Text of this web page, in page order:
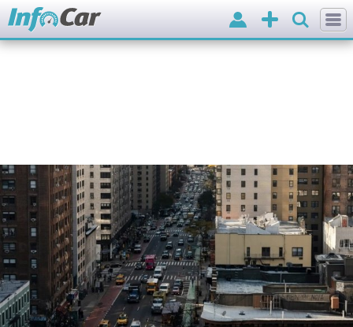
Додати
оголошення
Вхід